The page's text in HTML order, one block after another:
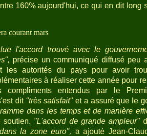
160% aujourd'hui, ce qui en dit long
courant mars
l'accord trouvé avec le
précise un communiqué diffusé peu
les autorités du pays pour avoir
à réaliser cette année pour
compliments entendus par le
dit "très satisfait"et a assuré que le
dans les temps et de manière
"L'accord de grande ampleur"
la zone euro", a ajouté Jean-